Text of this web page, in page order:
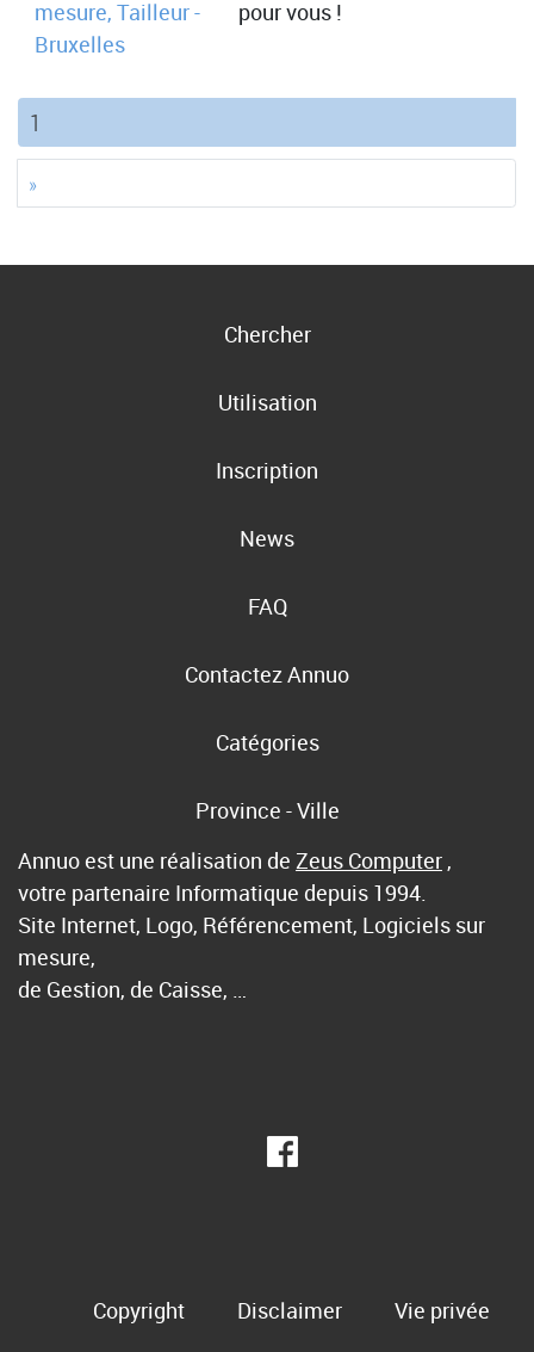
mesure, Tailleur -
Bruxelles
pour vous !
1
»
Chercher
Utilisation
Inscription
News
FAQ
Contactez Annuo
Catégories
Province - Ville
Annuo est une réalisation de Zeus Computer ,
votre partenaire Informatique depuis 1994.
Site Internet, Logo, Référencement, Logiciels sur
mesure,
de Gestion, de Caisse, …
Copyright Disclaimer Vie privée